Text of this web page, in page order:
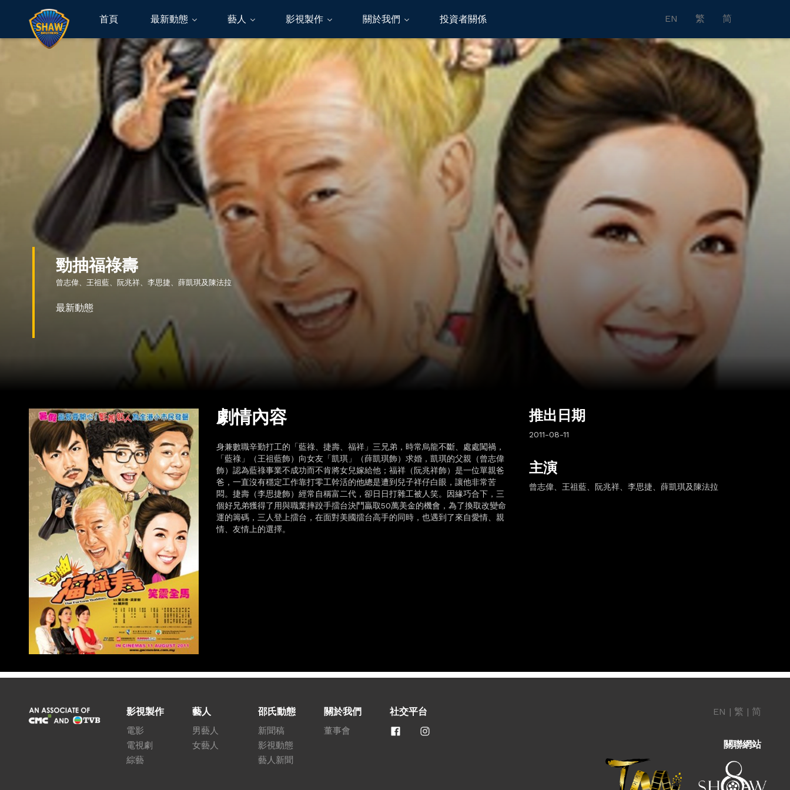
首頁 最新動態 藝人 影視製作 關於我們 投資者關係 EN 繁 简
勁抽福祿壽
曾志偉、王祖藍、阮兆祥、李思捷、薛凱琪及陳法拉
最新動態
劇情內容
身兼數職辛勤打工的「藍祿、捷壽、福祥」三兄弟，時常烏龍不斷、處處闖禍，
「藍祿」（王祖藍飾）向女友「凱琪」（薛凱琪飾）求婚，凱琪的父親（曾志偉
飾）認為藍祿事業不成功而不肯將女兒嫁給他；福祥（阮兆祥飾）是一位單親爸
爸，一直沒有穩定工作靠打零工幹活的他總是遭到兒子祥仔白眼，讓他非常苦
悶。捷壽（李思捷飾）經常自稱富二代，卻日日打雜工被人笑。因緣巧合下，三
個好兄弟獲得了用與職業摔跤手擂台決鬥贏取50萬美金的機會，為了換取改變命
運的籌碼，三人登上擂台，在面對美國擂台高手的同時，也遇到了來自愛情、親
情、友情上的選擇。
推出日期
2011-08-11
主演
曾志偉、王祖藍、阮兆祥、李思捷、薛凱琪及陳法拉
影視製作
電影
電視劇
綜藝
藝人
男藝人
女藝人
邵氏動態
新聞稿
影視動態
藝人新聞
關於我們
董事會
社交平台 EN | 繁 | 简
關聯網站